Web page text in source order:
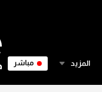
المزيد مباشر